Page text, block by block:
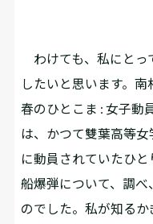
わけても、私にとっ
したいと思います。
春のひとこま : 女子動
は、かつて雙葉高等
に動員されていたひ
船爆弾について、調
のでした。私が知る